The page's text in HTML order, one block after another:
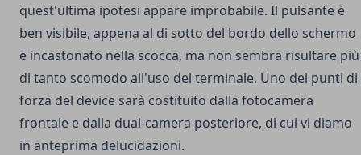
quest'ultima ipotesi appare improbabile. Il pulsante è
ben visibile, appena al di sotto del bordo dello schermo
e incastonato nella scocca, ma non sembra risultare più
di tanto scomodo all'uso del terminale. Uno dei punti di
forza del device sarà costituito dalla fotocamera
frontale e dalla dual-camera posteriore, di cui vi diamo
in anteprima delucidazioni.